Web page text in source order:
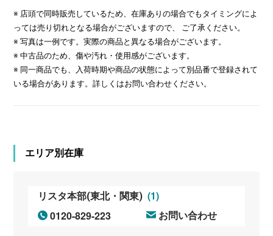
※ 店頭で同時販売しているため、在庫ありの場合でもタイミングによ
っては売り切れとなる場合がございますので、 ご了承ください。
※ 写真は一例です。実際の商品と異なる場合がございます。
※ 中古品のため、傷や汚れ・使用感がございます。
※ 同一商品でも、入荷時期や商品の状態によって別品番で登録されて
いる場合があります。詳しくはお問い合わせください。
エリア別在庫
リスタ本部(東北・関東) (1)
0120-829-223
お問い合わせ